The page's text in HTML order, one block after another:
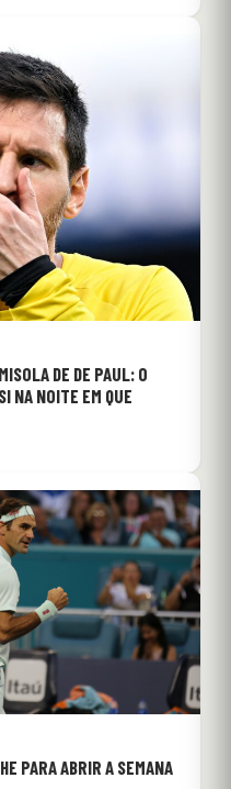
DE DE PAUL: O
NA NOITE EM QUE
PARA ABRIR A SEMANA